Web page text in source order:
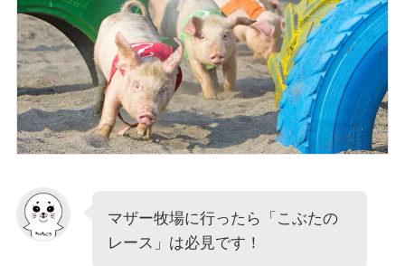
マザー牧場に行ったら「こぶたの
レース」は必見です！